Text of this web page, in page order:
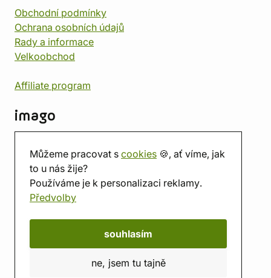
Můžeme pracovat s cookies 🍪, ať víme, jak
to u nás žije?
Používáme je k personalizaci reklamy.
Předvolby
souhlasím
ne, jsem tu tajně
Obchodní podmínky
Ochrana osobních údajů
Rady a informace
Velkoobchod
Affiliate program
imago
Prodejna
Herna
O nás
Hodnocení obchodu